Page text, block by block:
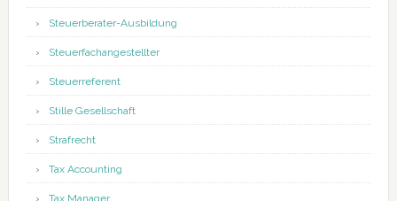
Steuerberater-Ausbildung
Steuerfachangestellter
Steuerreferent
Stille Gesellschaft
Strafrecht
Tax Accounting